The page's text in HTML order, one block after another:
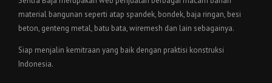
material bangunan seperti atap spandek, bondek, baja ringan, besi
beton, genteng metal, batu bata, wiremesh dan lain sebagainya.
Siap menjalin kemitraan yang baik dengan praktisi konstruksi
Indonesia.